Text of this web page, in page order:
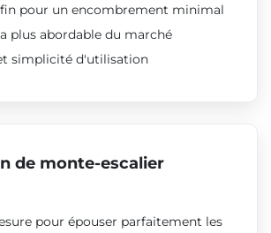
pour un encombrement minimal
plus abordable du marché
simplicité d'utilisation
de monte-escalier
pour épouser parfaitement les